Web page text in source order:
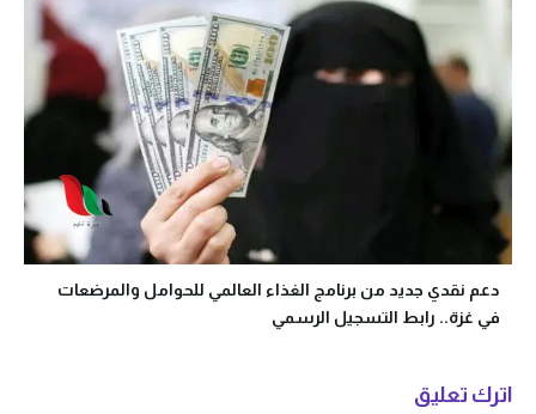
دعم نقدي جديد من برنامج الغذاء العالمي للحوامل والمرضعات
في غزة.. رابط التسجيل الرسمي
اترك تعليق